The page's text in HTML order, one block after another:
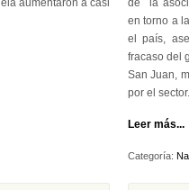
aumentaron a casi
de la
en torno a
el país,
fracaso del
San Juan,
por el sector.
Leer más...
Categoría: